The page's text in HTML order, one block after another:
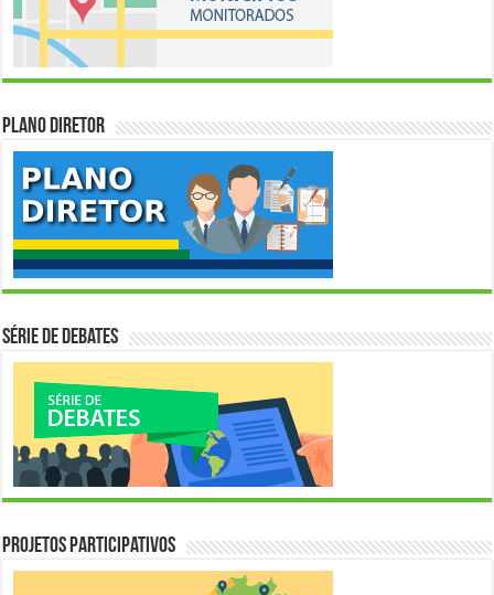
Plano Diretor
Série de Debates
Projetos Participativos